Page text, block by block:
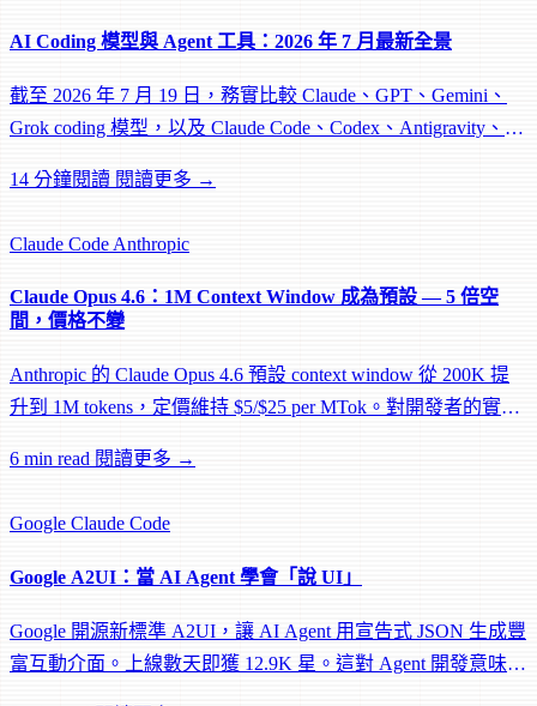
AI Coding 模型與 Agent 工具：2026 年 7 月最新全景
截至 2026 年 7 月 19 日，務實比較 Claude、GPT、Gemini、
Grok coding 模型，以及 Claude Code、Codex、Antigravity、
14 分鐘閱讀 閱讀更多 →
Claude Code Anthropic
Claude Opus 4.6：1M Context Window 成為預設 — 5 倍空
間，價格不變
Anthropic 的 Claude Opus 4.6 預設 context window 從 200K 提
升到 1M tokens，定價維持 $5/$25 per MTok。對開發者的實際
6 min read 閱讀更多 →
Google Claude Code
Google A2UI：當 AI Agent 學會「說 UI」
Google 開源新標準 A2UI，讓 AI Agent 用宣告式 JSON 生成豐
富互動介面。上線數天即獲 12.9K 星。這對 Agent 開發意味著